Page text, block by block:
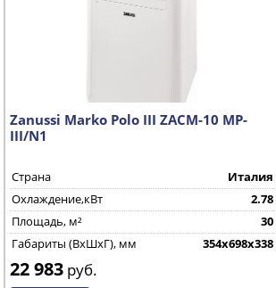
Zanussi Marko Polo III ZACM-10 MP-
III/N1
Страна
Италия
Охлаждение,кВт
2.78
Площадь, м²
30
Габариты (ВхШхГ), мм
354x698x338
22 983 руб.